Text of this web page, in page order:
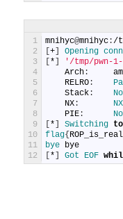
1
2
3
4
5
6
7
8
9
10
11
12
mnihyc@mnihyc :/
[+ Opening
*
'/tmp/pwn-
Arch :
RELRO :
Stack :
NX :
PIE : No
* Switching to
flag{
bye bye
* Got EOF